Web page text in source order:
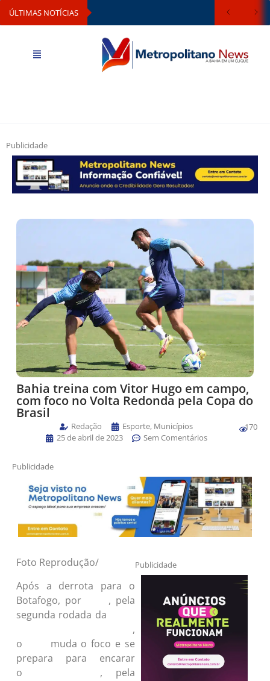
ÚLTIMAS NOTÍCIAS
Publicidade
Bahia treina com Vitor Hugo em campo,
com foco no Volta Redonda pela Copa do
Brasil
Redação Esporte, Municípios
25 de abril de 2023
Sem Comentários
170
Publicidade
Foto Reprodução/
Após a derrota para o
Botafogo, por
, pela
segunda rodada da
,
o
muda o foco e se
prepara para encarar
o
, pela
Publicidade